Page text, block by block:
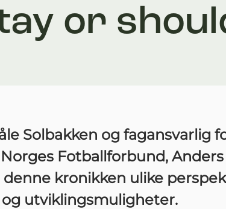
or
Solbakken og fagansvarlig
Fotballforbund, Anders
kronikken ulike
utviklingsmuligheter.